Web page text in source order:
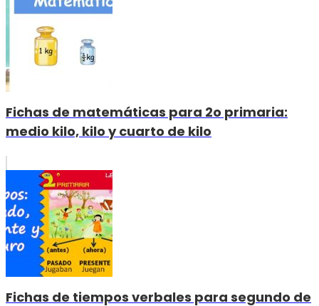
Fichas de matemáticas para 2o primaria:
medio kilo, kilo y cuarto de kilo
Fichas de tiempos verbales para segundo de